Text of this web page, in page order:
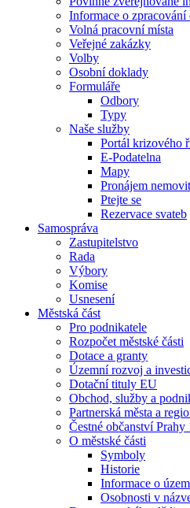
Informace o zpracování
Volná pracovní místa
Veřejné zakázky
Volby
Osobní doklady
Formuláře
Odbory
Typy
Naše služby
Portál krizového
E-Podatelna
Mapy
Pronájem
Ptejte se
Rezervace svateb
Samospráva
Zastupitelstvo
Rada
Výbory
Komise
Usnesení
Městská část
Pro podnikatele
Rozpočet městské části
Dotace a granty
Územní rozvoj a
Dotační tituly EU
Obchod, služby a
Partnerská města a
Čestné občanství Prahy
O městské části
Symboly
Historie
Informace o
Osobnosti v